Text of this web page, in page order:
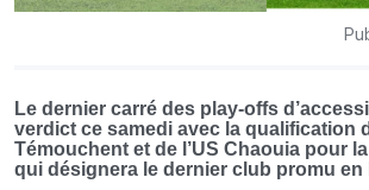
Le dernier carré des play-offs
verdict ce samedi avec la qualification
Témouchent et de l’US Chaouia pour
qui désignera le dernier club promu en